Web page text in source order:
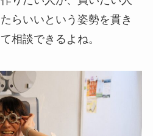
らいいという姿勢を貫き
相談できるよね。